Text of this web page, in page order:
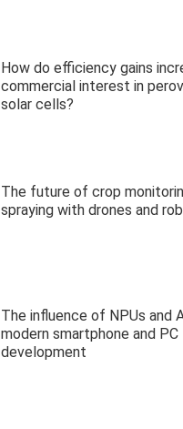
How do efficiency gains
commercial interest in
solar cells?
The future of crop
spraying with drones and
The influence of NPUs and
modern smartphone and PC
development